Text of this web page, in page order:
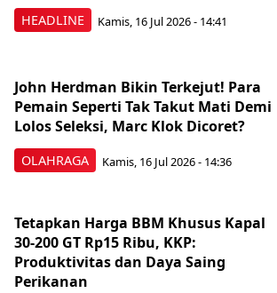
HEADLINE Kamis, 16 Jul 2026 - 14:41
OLAHRAGA
John Herdman Bikin Terkejut! Para
Pemain Seperti Tak Takut Mati Demi
Lolos Seleksi, Marc Klok Dicoret?
Kamis, 16 Jul 2026 - 14:36
Tetapkan Harga BBM Khusus Kapal
30-200 GT Rp15 Ribu, KKP:
Produktivitas dan Daya Saing
Perikanan